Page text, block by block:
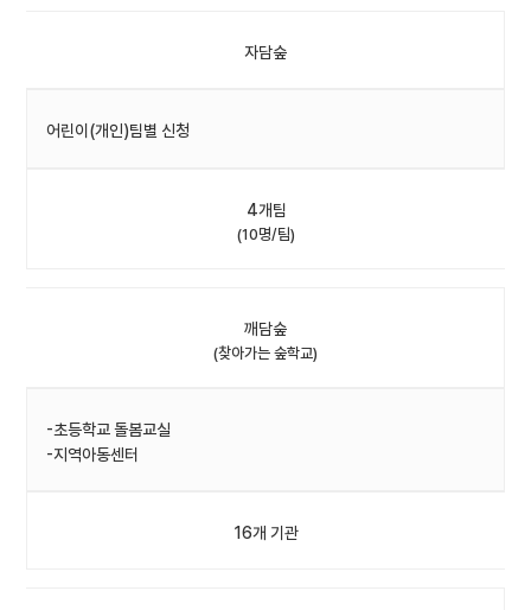
자담숲
어린이(개인)팀별 신청
4개팀
(10명/팀)
깨담숲
(찾아가는 숲학교)
-초등학교 돌봄교실
-지역아동센터
16개 기관